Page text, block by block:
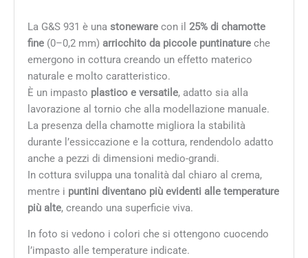
La G&S 931 è una stonewarecon il 25% di chamotte
fine(0–0,2 mm) arricchito da piccole puntinatureche
emergono in cottura creando un effetto materico
naturale e molto caratteristico.
È un impasto plastico e versatile, adatto sia alla
lavorazione al tornio che alla modellazione manuale.
La presenza della chamotte migliora la stabilità
durante l’essiccazione e la cottura, rendendolo adatto
anche a pezzi di dimensioni medio-grandi.
In cottura sviluppa una tonalità dal chiaro al crema,
mentre i puntini diventano più evidenti alle temperature
più alte, creando una superficie viva.
In foto si vedono i colori che si ottengono cuocendo
l’impasto alle temperature indicate.